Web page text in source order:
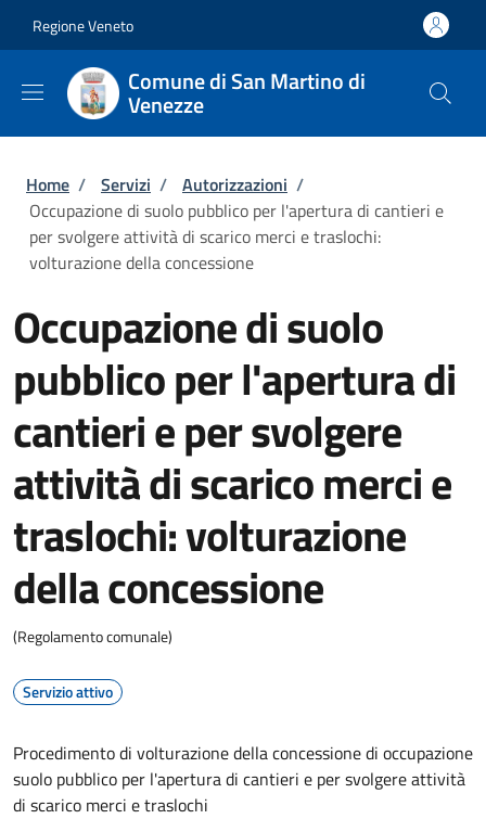
Regione Veneto
Comune di San Martino di
Venezze
Briciole di pane
Home / Servizi / Autorizzazioni /
Occupazione di suolo pubblico per l'apertura di cantieri e
per svolgere attività di scarico merci e traslochi:
volturazione della concessione
Occupazione di suolo
pubblico per l'apertura di
cantieri e per svolgere
attività di scarico merci e
traslochi: volturazione
della concessione
(Regolamento comunale)
Servizio attivo
Procedimento di volturazione della concessione di occupazione
suolo pubblico per l'apertura di cantieri e per svolgere attività
di scarico merci e traslochi